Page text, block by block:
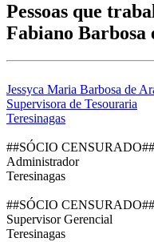
Pessoas que
Fabiano Barbosa
Jessyca Maria Barbosa de
Supervisora de Tesouraria
Teresinagas
##SÓCIO CENSURADO##
Administrador
Teresinagas
##SÓCIO CENSURADO##
Supervisor Gerencial
Teresinagas